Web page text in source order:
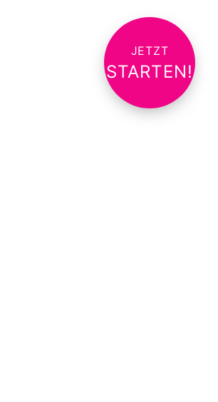
JETZT
STARTEN!